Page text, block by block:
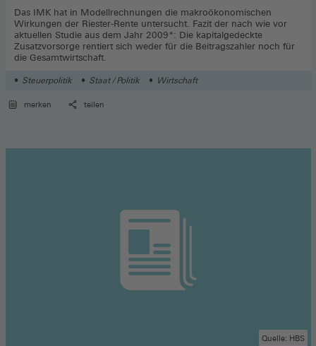
Das IMK hat in Modellrechnungen die makroökonomischen
Wirkungen der Riester-Rente untersucht. Fazit der nach wie vor
aktuellen Studie aus dem Jahr 2009*: Die kapitalgedeckte
Zusatzvorsorge rentiert sich weder für die Beitragszahler noch für
die Gesamtwirtschaft.
Steuerpolitik Staat / Politik Wirtschaft
merken teilen
Quelle: HBS